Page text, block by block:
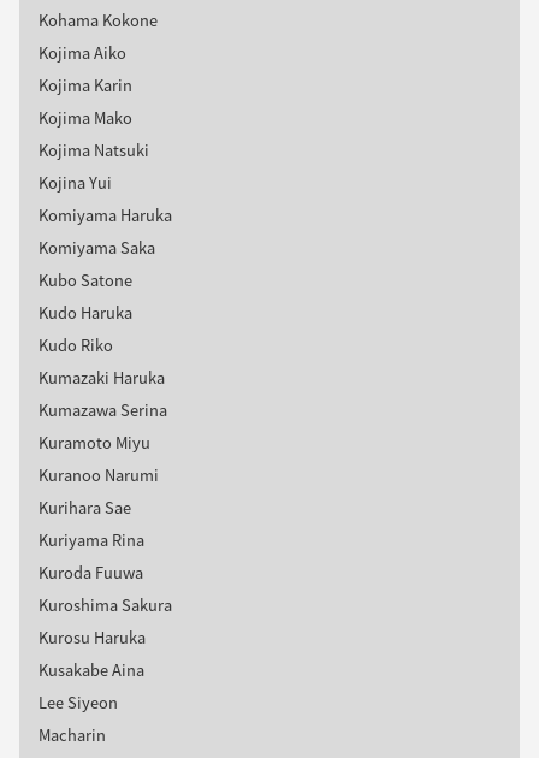
Kohama Kokone
Kojima Aiko
Kojima Karin
Kojima Mako
Kojima Natsuki
Kojina Yui
Komiyama Haruka
Komiyama Saka
Kubo Satone
Kudo Haruka
Kudo Riko
Kumazaki Haruka
Kumazawa Serina
Kuramoto Miyu
Kuranoo Narumi
Kurihara Sae
Kuriyama Rina
Kuroda Fuuwa
Kuroshima Sakura
Kurosu Haruka
Kusakabe Aina
Lee Siyeon
Macharin